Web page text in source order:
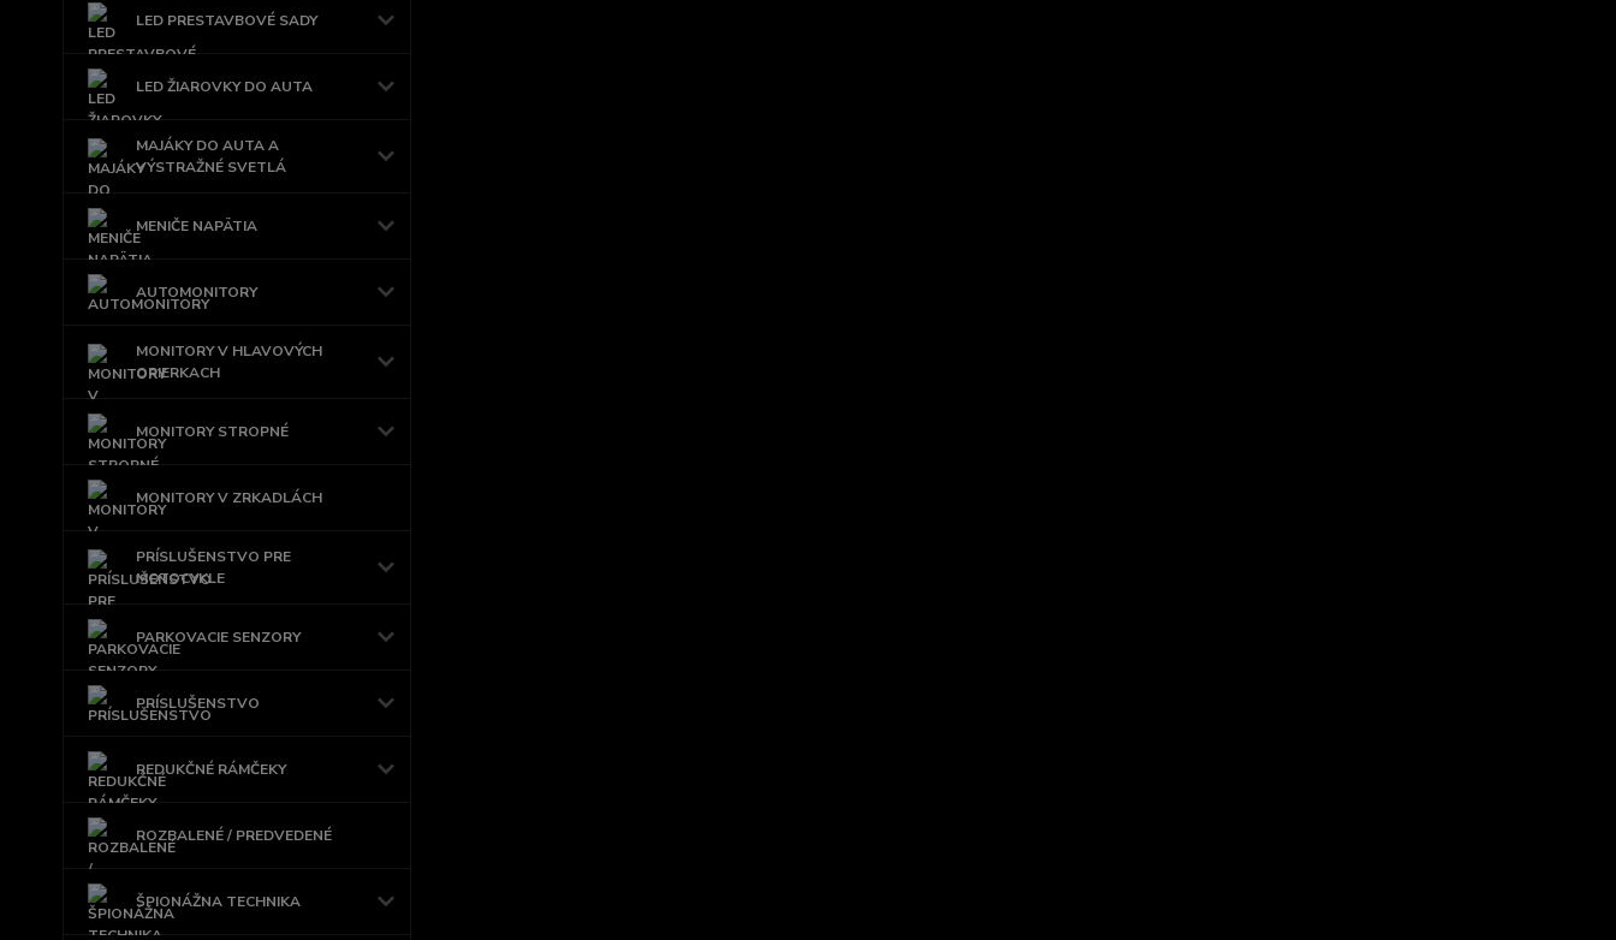
LED PRESTAVBOVÉ SADY
LED ŽIAROVKY DO AUTA
MAJÁKY DO AUTA A
VÝSTRAŽNÉ SVETLÁ
MENIČE NAPÄTIA
AUTOMONITORY
MONITORY V HLAVOVÝCH
OPIERKACH
MONITORY STROPNÉ
MONITORY V ZRKADLÁCH
PRÍSLUŠENSTVO PRE
MOTOCYKLE
PARKOVACIE SENZORY
PRÍSLUŠENSTVO
REDUKČNÉ RÁMČEKY
ROZBALENÉ / PREDVEDENÉ
ŠPIONÁŽNA TECHNIKA